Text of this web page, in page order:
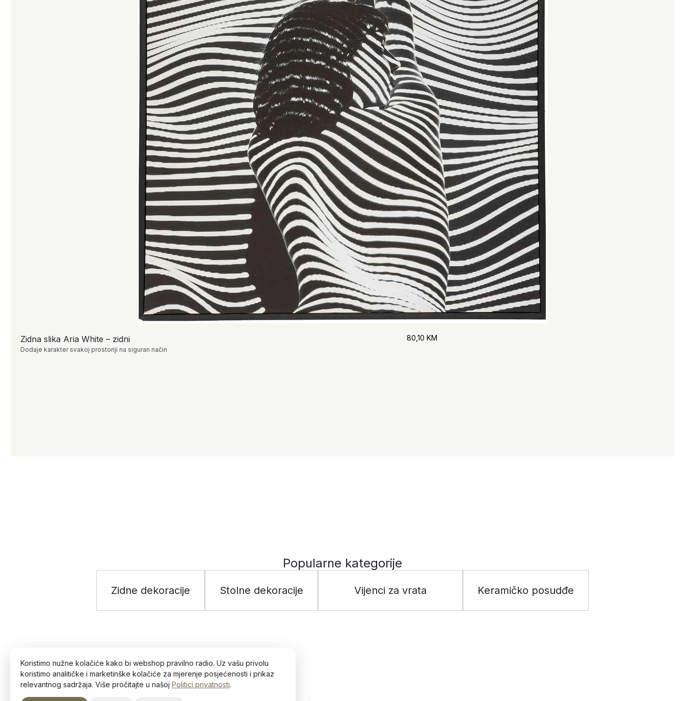
Zidna slika Aria White – zidni
Dodaje karakter svakoj prostoriji na siguran način
80,10KM
Popularne kategorije
Zidne dekoracije Stolne dekoracije Vijenci za vrata Keramičko posudđe
Koristimo nužne kolačiće kako bi webshop pravilno radio. Uz vašu privolu
koristimo analitičke i marketinške kolačiće za mjerenje posjećenosti i prikaz
relevantnog sadržaja. Više pročitajte u našoj Politici privatnosti.